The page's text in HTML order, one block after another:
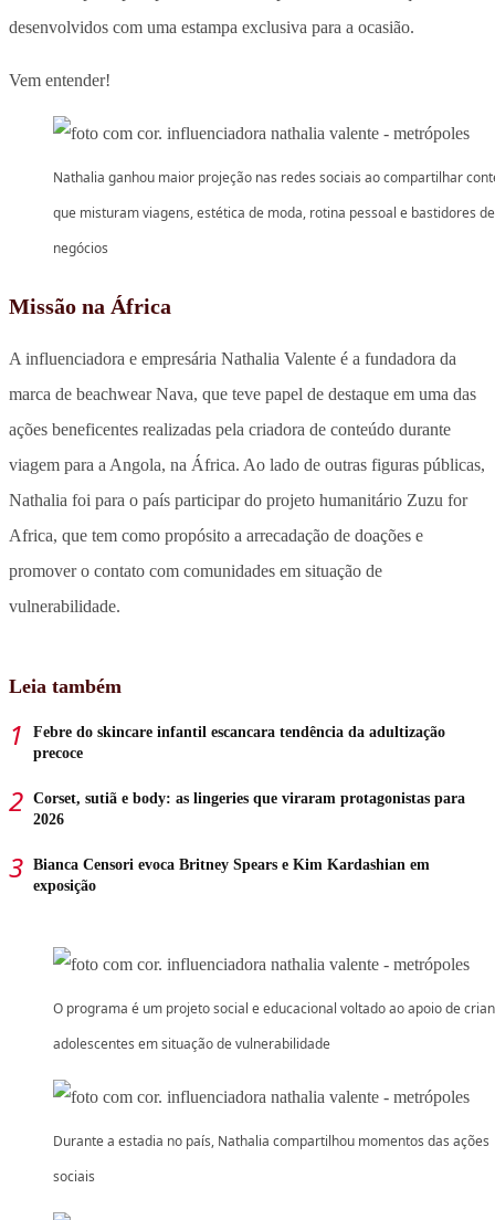
desenvolvidos com uma estampa exclusiva para a ocasião.
Vem entender!
Nathalia ganhou maior projeção nas redes sociais ao compartilhar
que misturam viagens, estética de moda, rotina pessoal e bastidores de
negócios
Missão na África
A influenciadora e empresária Nathalia Valente é a fundadora da
marca de beachwear Nava, que teve papel de destaque em uma das
ações beneficentes realizadas pela criadora de conteúdo durante
viagem para a Angola, na África. Ao lado de outras figuras públicas,
Nathalia foi para o país participar do projeto humanitário Zuzu for
Africa, que tem como propósito a arrecadação de doações e
promover o contato com comunidades em situação de
vulnerabilidade.
Leia também
Febre do skincare infantil escancara tendência da adultização
precoce
Corset, sutiã e body: as lingeries que viraram protagonistas para
2026
Bianca Censori evoca Britney Spears e Kim Kardashian em
exposição
O programa é um projeto social e educacional voltado ao apoio de
adolescentes em situação de vulnerabilidade
Durante a estadia no país, Nathalia compartilhou momentos das ações
sociais